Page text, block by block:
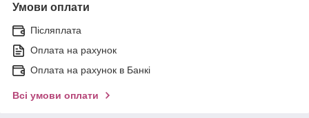
Умови оплати
Післяплата
Оплата на рахунок
Оплата на рахунок в Банкі
Всі умови оплати